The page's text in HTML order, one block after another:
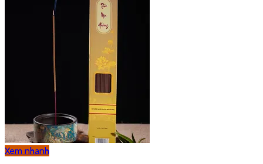
Xem nhanh